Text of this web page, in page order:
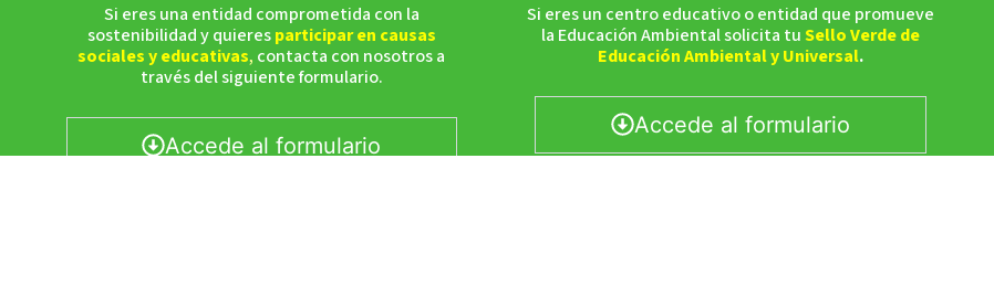
Si eres una entidad comprometida con la
sostenibilidad y quieresparticipar en causas
sociales y educativas, contacta con nosotros a
través del siguiente formulario.
Accede al formulario
Si eres un centro educativo o entidad que promueve
la Educación Ambiental solicita tuSello Verde de
Educación Ambiental y Universal.
Accede al formulario